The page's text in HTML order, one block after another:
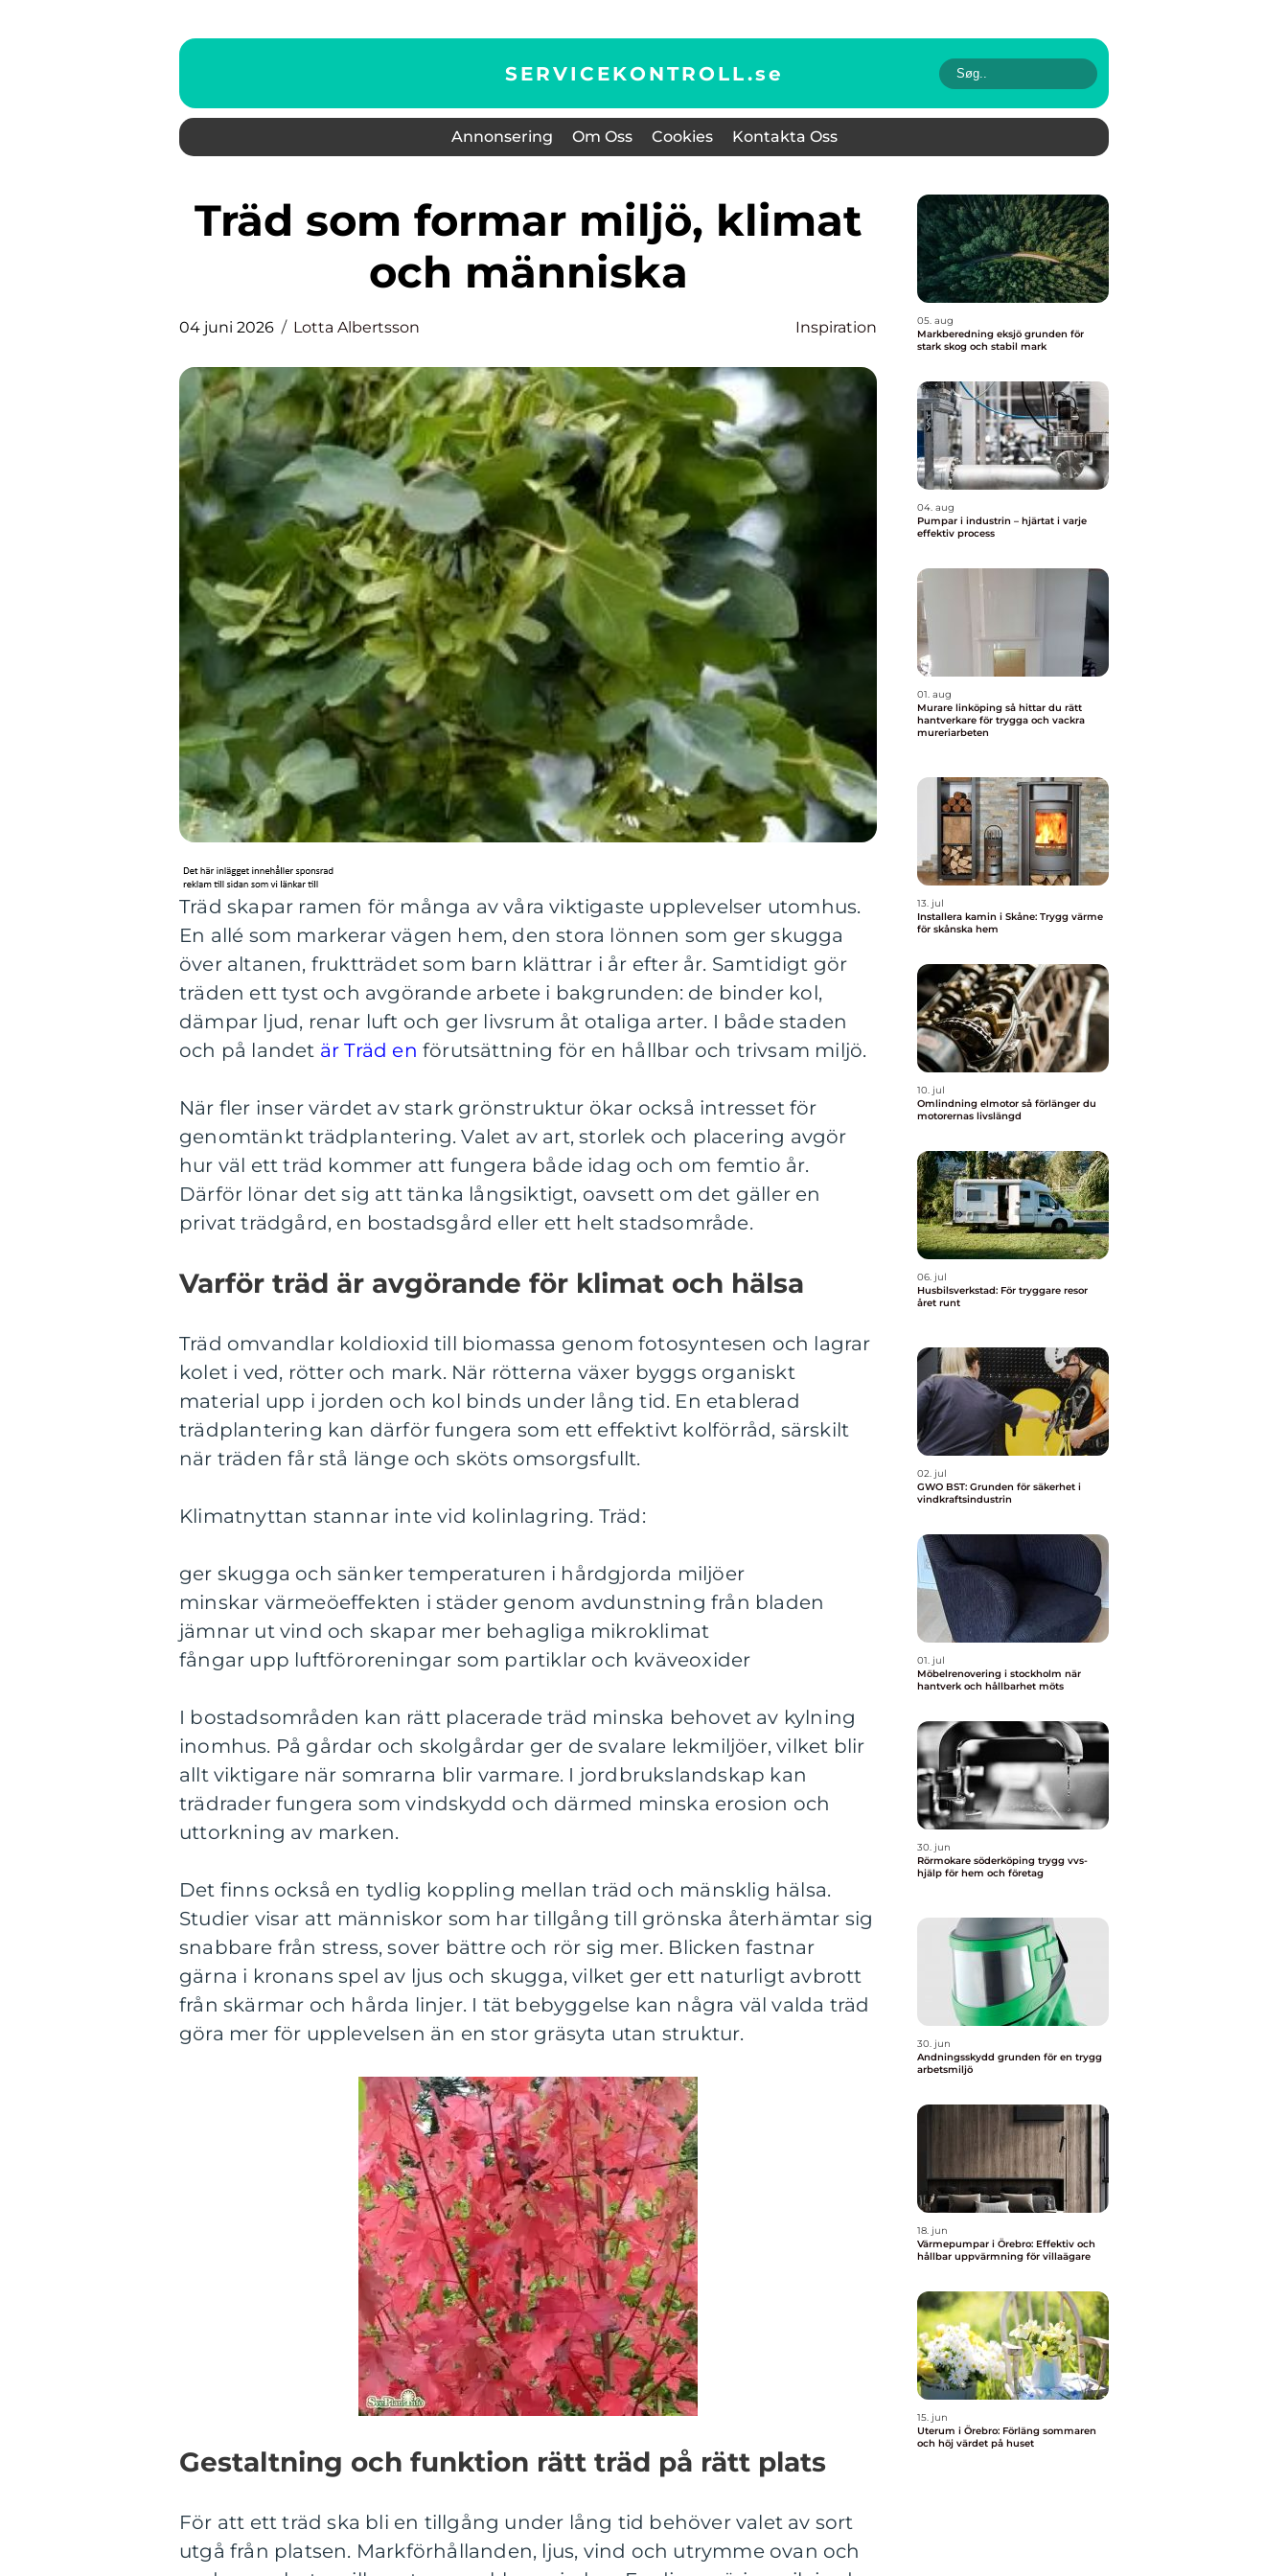
SERVICEKONTROLL.se
Annonsering Om Oss Cookies Kontakta Oss
Träd som formar miljö, klimat
och människa
04 juni 2026 Lotta Albertsson Inspiration
Träd skapar ramen för många av våra viktigaste upplevelser utomhus.
En allé som markerar vägen hem, den stora lönnen som ger skugga
över altanen, fruktträdet som barn klättrar i år efter år. Samtidigt gör
träden ett tyst och avgörande arbete i bakgrunden: de binder kol,
dämpar ljud, renar luft och ger livsrum åt otaliga arter. I både staden
och på landet är Träd en förutsättning för en hållbar och trivsam miljö.
När fler inser värdet av stark grönstruktur ökar också intresset för
genomtänkt trädplantering. Valet av art, storlek och placering avgör
hur väl ett träd kommer att fungera både idag och om femtio år.
Därför lönar det sig att tänka långsiktigt, oavsett om det gäller en
privat trädgård, en bostadsgård eller ett helt stadsområde.
Varför träd är avgörande för klimat och hälsa
Träd omvandlar koldioxid till biomassa genom fotosyntesen och lagrar
kolet i ved, rötter och mark. När rötterna växer byggs organiskt
material upp i jorden och kol binds under lång tid. En etablerad
trädplantering kan därför fungera som ett effektivt kolförråd, särskilt
när träden får stå länge och sköts omsorgsfullt.
Klimatnyttan stannar inte vid kolinlagring. Träd:
ger skugga och sänker temperaturen i hårdgjorda miljöer
minskar värmeöeffekten i städer genom avdunstning från bladen
jämnar ut vind och skapar mer behagliga mikroklimat
fångar upp luftföroreningar som partiklar och kväveoxider
I bostadsområden kan rätt placerade träd minska behovet av kylning
inomhus. På gårdar och skolgårdar ger de svalare lekmiljöer, vilket blir
allt viktigare när somrarna blir varmare. I jordbrukslandskap kan
trädrader fungera som vindskydd och därmed minska erosion och
uttorkning av marken.
Det finns också en tydlig koppling mellan träd och mänsklig hälsa.
Studier visar att människor som har tillgång till grönska återhämtar sig
snabbare från stress, sover bättre och rör sig mer. Blicken fastnar
gärna i kronans spel av ljus och skugga, vilket ger ett naturligt avbrott
från skärmar och hårda linjer. I tät bebyggelse kan några väl valda träd
göra mer för upplevelsen än en stor gräsyta utan struktur.
Gestaltning och funktion rätt träd på rätt plats
För att ett träd ska bli en tillgång under lång tid behöver valet av sort
utgå från platsen. Markförhållanden, ljus, vind och utrymme ovan och
05. aug
Markberedning eksjö grunden för
stark skog och stabil mark
04. aug
Pumpar i industrin – hjärtat i varje
effektiv process
01. aug
Murare linköping så hittar du rätt
hantverkare för trygga och vackra
mureriarbeten
13. jul
Installera kamin i Skåne: Trygg värme
för skånska hem
10. jul
Omlindning elmotor så förlänger du
motorernas livslängd
06. jul
Husbilsverkstad: För tryggare resor
året runt
02. jul
GWO BST: Grunden för säkerhet i
vindkraftsindustrin
01. jul
Möbelrenovering i stockholm när
hantverk och hållbarhet möts
30. jun
Rörmokare söderköping trygg vvs-
hjälp för hem och företag
30. jun
Andningsskydd grunden för en trygg
arbetsmiljö
18. jun
Värmepumpar i Örebro: Effektiv och
hållbar uppvärmning för villaägare
15. jun
Uterum i Örebro: Förläng sommaren
och höj värdet på huset